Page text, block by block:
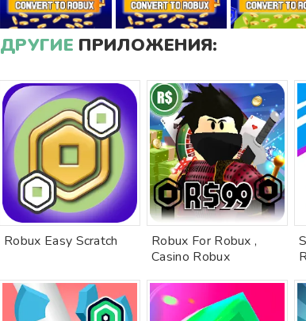
ДРУГИЕ ПРИЛОЖЕНИЯ:
Robux Easy Scratch
Robux For Robux ,
Casino Robux